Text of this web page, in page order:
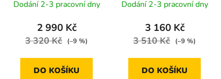
Dodání 2-3 pracovní dny
2 990 Kč
3 320 Kč (–9 %)
DO KOŠÍKU
Dodání 2-3 pracovní dny
3 160 Kč
3 510 Kč (–9 %)
DO KOŠÍKU